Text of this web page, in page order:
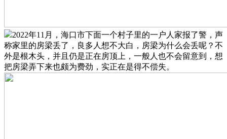
2022年11月，海口市下面一个村子里的一户人家报了警，声
称家里的房梁丢了，良多人想不大白，房梁为什么会丢呢？不
外是根木头，并且仍是正在房顶上，一般人也不会留意到，想
把房梁弄下来也颇为费劲，实正在是得不偿失。